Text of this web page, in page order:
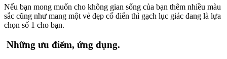
Nếu bạn mong muốn cho không gian sống của bạn thêm nhiều màu
sắc cũng như mang một vẻ đẹp cổ điển thì gạch lục giác đang là lựa
chọn số 1 cho bạn.
Những ưu điểm, ứng dụng.